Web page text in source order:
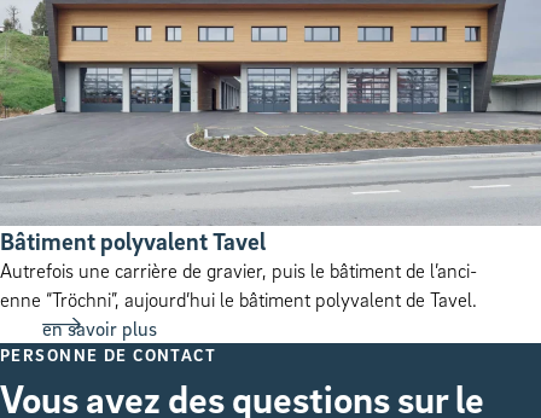
Bâti­ment poly­va­lent Tavel
Autre­fois une car­rière de gravier, puis le bâti­ment de l’an­ci­
enne ​“Tröch­ni”, aujour­d’hui le bâti­ment poly­va­lent de Tavel.
en savoir plus
PERSONNE DE CONTACT
Vous avez des questions sur le